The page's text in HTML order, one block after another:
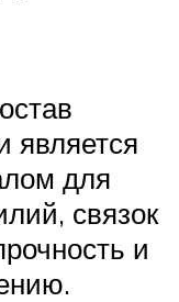
является
для
связок
и